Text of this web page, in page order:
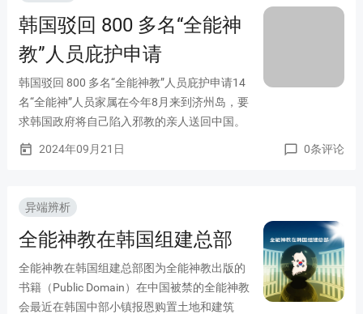
韩国驳回 800 多名“全能神
教”人员庇护申请
韩国驳回 800 多名“全能神教”人员庇护申请14
名“全能神”人员家属在今年8月来到济州岛，要
求韩国政府将自己陷入邪教的亲人送回中国。
today 2024年09月21日 chat_bubble_outline 0条评论
异端辨析
全能神教在韩国组建总部
全能神教在韩国组建总部图为全能神教出版的
书籍（Public Domain）在中国被禁的全能神教
会最近在韩国中部小镇报恩购置土地和建筑